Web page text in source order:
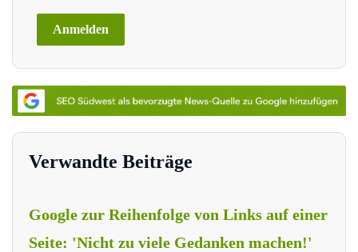
Verwandte Beiträge
Google zur Reihenfolge von Links auf einer
Seite: 'Nicht zu viele Gedanken machen!'